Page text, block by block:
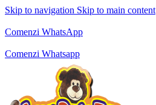
Skip to navigation Skip to main content
Comenzi WhatsApp
Comenzi Whatsapp